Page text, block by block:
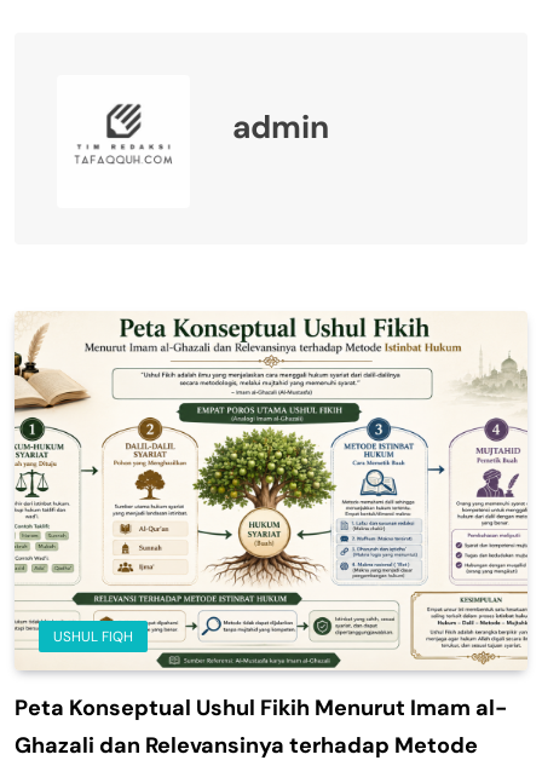
admin
USHUL FIQH
Peta Konseptual Ushul Fikih Menurut Imam al-
Ghazali dan Relevansinya terhadap Metode